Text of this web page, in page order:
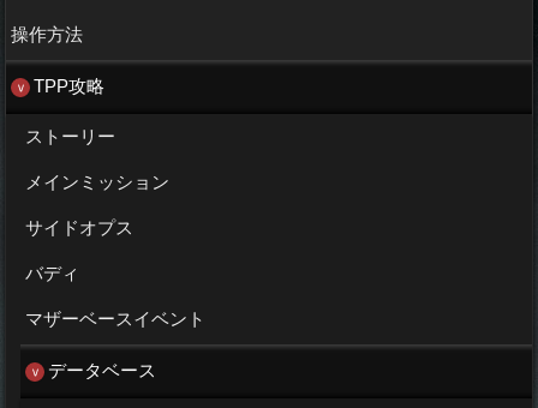
操作方法
TPP攻略
ストーリー
メインミッション
サイドオプス
バディ
マザーベースイベント
データベース